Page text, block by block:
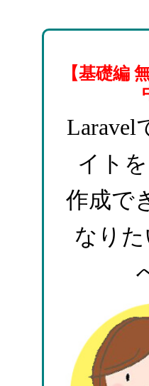
【基礎編
Laravel
イト
作成で
なり